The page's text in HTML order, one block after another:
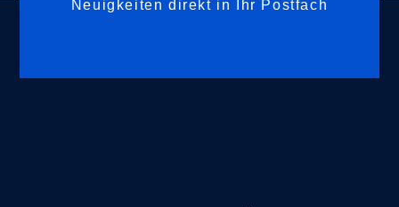
Neuigkeiten direkt in Ihr Postfach